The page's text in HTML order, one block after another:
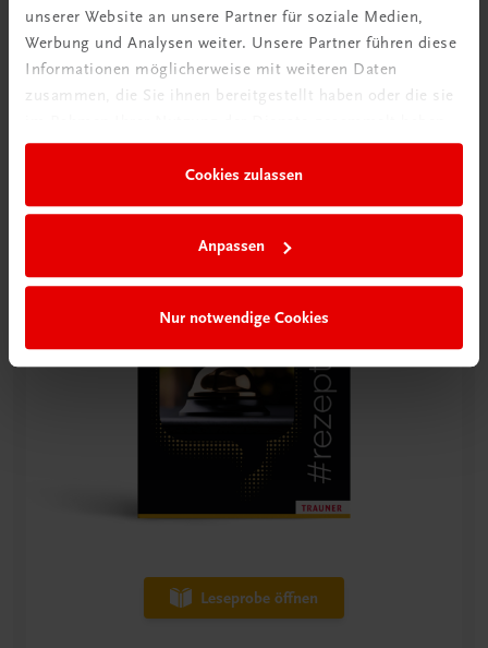
unserer Website an unsere Partner für soziale Medien,
Werbung und Analysen weiter. Unsere Partner führen diese
Informationen möglicherweise mit weiteren Daten
zusammen, die Sie ihnen bereitgestellt haben oder die sie
Cookies zulassen
Anpassen
Nur notwendige Cookies
den operativen Ablauf bis zur optimalen
Gästebetreuung und die verschiedenen Online-
Buchungskanäle liefert das Buch Frontoffice-
Mitarbeitern und Quereinsteigern bedarfsgerechte
Leseprobe öffnen